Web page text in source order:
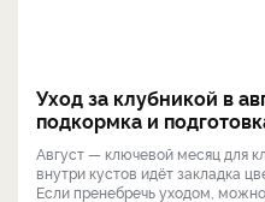
Уход за клубникой в
подкормка и
Август — ключевой месяц для
внутри кустов идёт закладка
Если пренебречь уходом,